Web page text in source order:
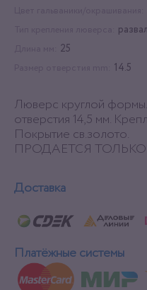
25
14.5
Люверс круглой
отверстия 14,5 мм.
Покрытие св.золото.
ПРОДАЕТСЯ
Доставка
Платёжные системы